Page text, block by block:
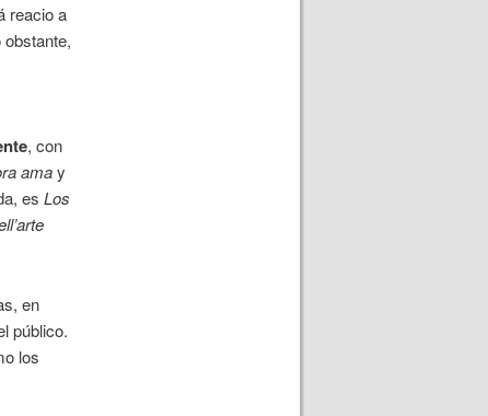
reacio a
, con
amay
es Los
en
público.
los